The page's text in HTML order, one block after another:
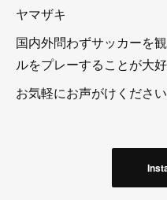
ヤマザキ
国内外問わずサッカーを
ルをプレーすることが大好
お気軽にお声がけください